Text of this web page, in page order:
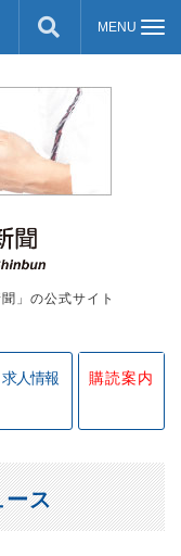
」の公式サイト
求人情報 購読案内
ス